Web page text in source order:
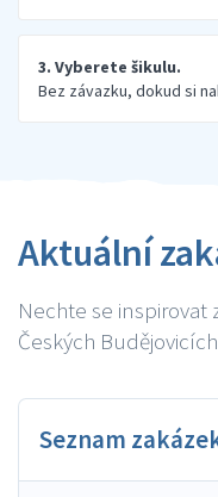
3. Vyberete šikulu.
Bez závazku, dokud si
Aktuální
Nechte se
Českých
Seznam